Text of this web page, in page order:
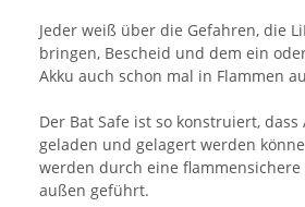
Jeder weiß über die Gefahren, die
bringen, Bescheid und dem ein
Akku auch schon mal in Flammen
Der Bat Safe ist so konstruiert,
geladen und gelagert werden
werden durch eine
außen geführt.